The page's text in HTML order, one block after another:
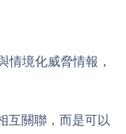
情境化威脅情報，
互關聯，而是可以